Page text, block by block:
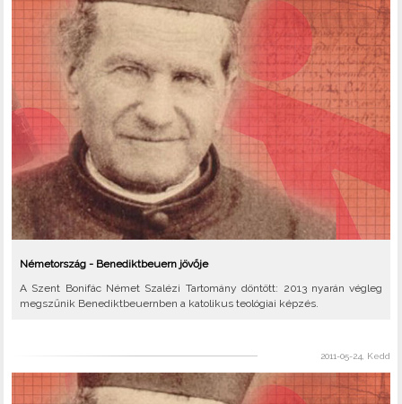
Németország - Benediktbeuern jövője
A Szent Bonifác Német Szalézi Tartomány döntött: 2013 nyarán végleg
megszűnik Benediktbeuernben a katolikus teológiai képzés.
2011-05-24, Kedd